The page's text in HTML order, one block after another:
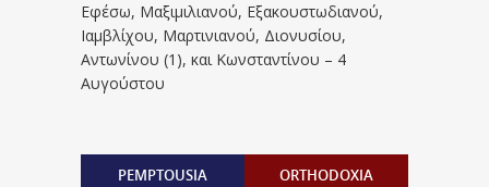
Eφέσω, Mαξιμιλιανού, Eξακουστωδιανού,
Iαμβλίχου, Mαρτινιανού, Διονυσίου,
Aντωνίνου (1), και Kωνσταντίνου – 4
Αυγούστου
PEMPTOUSIA ORTHODOXIA